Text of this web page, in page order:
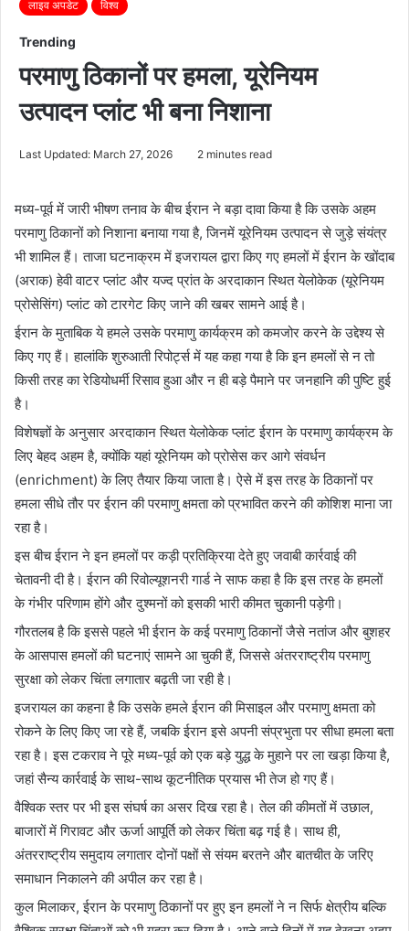
लाइव अपडेट विश्व
Trending
परमाणु ठिकानों पर हमला, यूरेनियम
उत्पादन प्लांट भी बना निशाना
Last Updated: March 27, 2026 2 minutes read
मध्य-पूर्व में जारी भीषण तनाव के बीच ईरान ने बड़ा दावा किया है कि उसके अहम
परमाणु ठिकानों को निशाना बनाया गया है, जिनमें यूरेनियम उत्पादन से जुड़े संयंत्र
भी शामिल हैं। ताजा घटनाक्रम में इजरायल द्वारा किए गए हमलों में ईरान के खोंदाब
(अराक) हेवी वाटर प्लांट और यज्द प्रांत के अरदाकान स्थित येलोकेक (यूरेनियम
प्रोसेसिंग) प्लांट को टारगेट किए जाने की खबर सामने आई है।
ईरान के मुताबिक ये हमले उसके परमाणु कार्यक्रम को कमजोर करने के उद्देश्य से
किए गए हैं। हालांकि शुरुआती रिपोर्ट्स में यह कहा गया है कि इन हमलों से न तो
किसी तरह का रेडियोधर्मी रिसाव हुआ और न ही बड़े पैमाने पर जनहानि की पुष्टि हुई
है।
विशेषज्ञों के अनुसार अरदाकान स्थित येलोकेक प्लांट ईरान के परमाणु कार्यक्रम के
लिए बेहद अहम है, क्योंकि यहां यूरेनियम को प्रोसेस कर आगे संवर्धन
(enrichment) के लिए तैयार किया जाता है। ऐसे में इस तरह के ठिकानों पर
हमला सीधे तौर पर ईरान की परमाणु क्षमता को प्रभावित करने की कोशिश माना जा
रहा है।
इस बीच ईरान ने इन हमलों पर कड़ी प्रतिक्रिया देते हुए जवाबी कार्रवाई की
चेतावनी दी है। ईरान की रिवोल्यूशनरी गार्ड ने साफ कहा है कि इस तरह के हमलों
के गंभीर परिणाम होंगे और दुश्मनों को इसकी भारी कीमत चुकानी पड़ेगी।
गौरतलब है कि इससे पहले भी ईरान के कई परमाणु ठिकानों जैसे नतांज और बुशहर
के आसपास हमलों की घटनाएं सामने आ चुकी हैं, जिससे अंतरराष्ट्रीय परमाणु
सुरक्षा को लेकर चिंता लगातार बढ़ती जा रही है।
इजरायल का कहना है कि उसके हमले ईरान की मिसाइल और परमाणु क्षमता को
रोकने के लिए किए जा रहे हैं, जबकि ईरान इसे अपनी संप्रभुता पर सीधा हमला बता
रहा है। इस टकराव ने पूरे मध्य-पूर्व को एक बड़े युद्ध के मुहाने पर ला खड़ा किया है,
जहां सैन्य कार्रवाई के साथ-साथ कूटनीतिक प्रयास भी तेज हो गए हैं।
वैश्विक स्तर पर भी इस संघर्ष का असर दिख रहा है। तेल की कीमतों में उछाल,
बाजारों में गिरावट और ऊर्जा आपूर्ति को लेकर चिंता बढ़ गई है। साथ ही,
अंतरराष्ट्रीय समुदाय लगातार दोनों पक्षों से संयम बरतने और बातचीत के जरिए
समाधान निकालने की अपील कर रहा है।
कुल मिलाकर, ईरान के परमाणु ठिकानों पर हुए इन हमलों ने न सिर्फ क्षेत्रीय बल्कि